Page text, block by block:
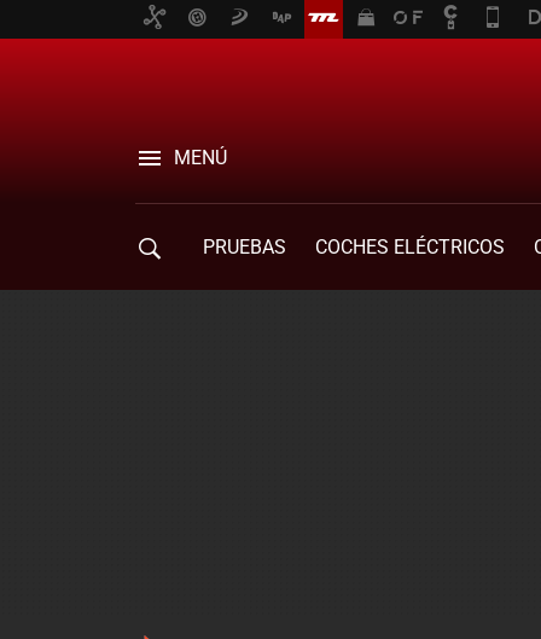
MENÚ
PRUEBAS COCHES ELÉCTRICOS